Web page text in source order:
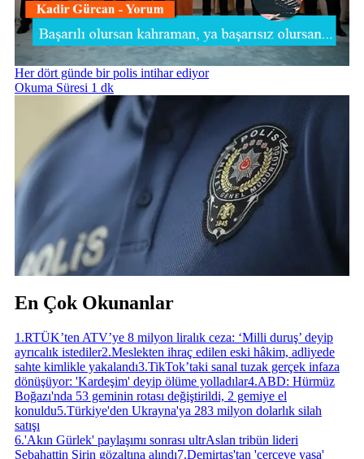
Her dört günde bir polis intihar ediyor
Okuma Süresi 1 dk
En Çok Okunanlar
1 .RTÜK’ten ATV’ye 8 milyon liralık ceza: ‘Milli duruş’ deyip
ayrıcalık istediler2.Meslekten ihraç edilen eski hâkim, adliyede
sahte kimlikle yakalandı3.TikTok’taki sanal tuzak gerçek infaza
dönüşüyor: 'Kardeşim' deyip ölüme yolladılar4.ABD: Hürmüz
Boğazı'nda 53 geminin rotası değiştirildi, 2 gemiye el
konuldu5.Türkiye'den Ukrayna'ya 283 milyon dolarlık silah
satışı
6.'Akın Gürlek' paylaşımı sonrası ultrAslan tribün lideri
Sebahattin Şirin gözaltına alındı7.Demirtaş'tan 'çerçeve yasa'